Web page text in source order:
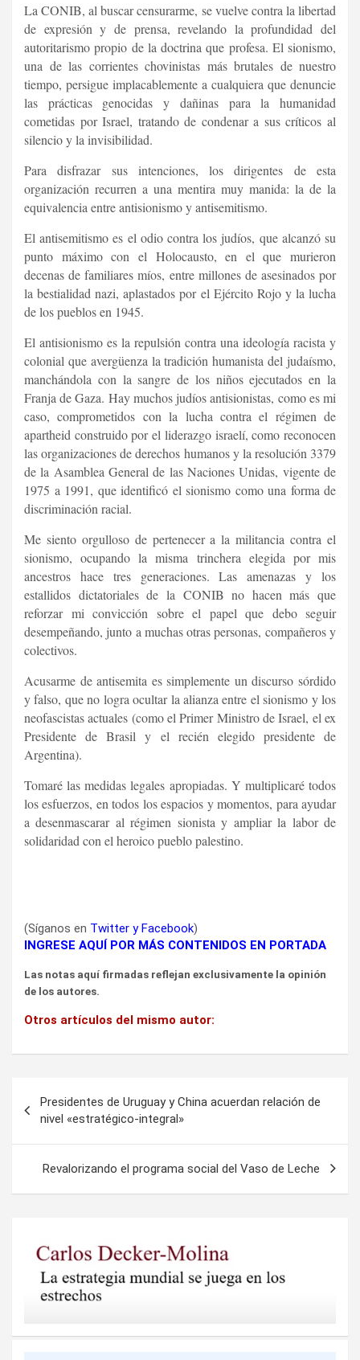
La CONIB, al buscar censurarme, se vuelve contra la libertad
de expresión y de prensa, revelando la profundidad del
autoritarismo propio de la doctrina que profesa. El sionismo,
una de las corrientes chovinistas más brutales de nuestro
tiempo, persigue implacablemente a cualquiera que denuncie
las prácticas genocidas y dañinas para la humanidad
cometidas por Israel, tratando de condenar a sus críticos al
silencio y la invisibilidad.
Para disfrazar sus intenciones, los dirigentes de esta
organización recurren a una mentira muy manida: la de la
equivalencia entre antisionismo y antisemitismo.
El antisemitismo es el odio contra los judíos, que alcanzó su
punto máximo con el Holocausto, en el que murieron
decenas de familiares míos, entre millones de asesinados por
la bestialidad nazi, aplastados por el Ejército Rojo y la lucha
de los pueblos en 1945.
El antisionismo es la repulsión contra una ideología racista y
colonial que avergüenza la tradición humanista del judaísmo,
manchándola con la sangre de los niños ejecutados en la
Franja de Gaza. Hay muchos judíos antisionistas, como es mi
caso, comprometidos con la lucha contra el régimen de
apartheid construido por el liderazgo israelí, como reconocen
las organizaciones de derechos humanos y la resolución 3379
de la Asamblea General de las Naciones Unidas, vigente de
1975 a 1991, que identificó el sionismo como una forma de
discriminación racial.
Me siento orgulloso de pertenecer a la militancia contra el
sionismo, ocupando la misma trinchera elegida por mis
ancestros hace tres generaciones. Las amenazas y los
estallidos dictatoriales de la CONIB no hacen más que
reforzar mi convicción sobre el papel que debo seguir
desempeñando, junto a muchas otras personas, compañeros y
colectivos.
Acusarme de antisemita es simplemente un discurso sórdido
y falso, que no logra ocultar la alianza entre el sionismo y los
neofascistas actuales (como el Primer Ministro de Israel, el ex
Presidente de Brasil y el recién elegido presidente de
Argentina).
Tomaré las medidas legales apropiadas. Y multiplicaré todos
los esfuerzos, en todos los espacios y momentos, para ayudar
a desenmascarar al régimen sionista y ampliar la labor de
solidaridad con el heroico pueblo palestino.
(Síganos en Twitter yFacebook)
INGRESE AQUÍ POR MÁS CONTENIDOS EN PORTADA
Las notas aquí firmadas reflejan exclusivamente la opinión
de los autores.
Otros artículos del mismo autor:
de
entradas
Presidentes de Uruguay y China acuerdan relación de
nivel «estratégico-integral»
Revalorizando el programa social del Vaso de Leche